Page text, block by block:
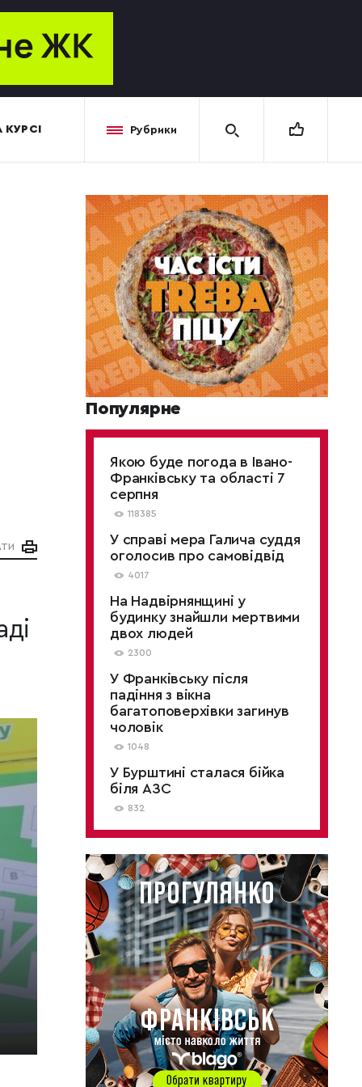
Рубрики
Популярне
Якою буде погода в Івано-
Франківську та області 7
серпня
118385
У справі мера Галича суддя
оголосив про самовідвід
4017
На Надвірнянщині у
будинку знайшли мертвими
двох людей
2300
У Франківську після
падіння з вікна
багатоповерхівки загинув
чоловік
1048
У Бурштині сталася бійка
біля АЗС
832